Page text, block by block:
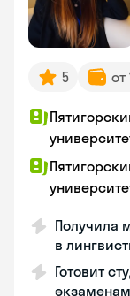
5 от
Получила
в
Готовит